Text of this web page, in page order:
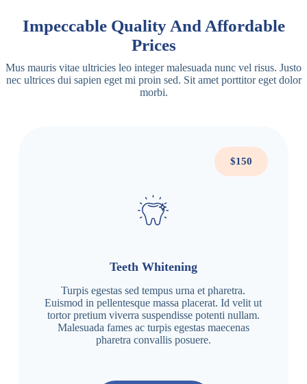
Impeccable Quality And Affordable
Prices
Mus mauris vitae ultricies leo integer malesuada nunc vel risus. Justo
nec ultrices dui sapien eget mi proin sed. Sit amet porttitor eget dolor
morbi.
$150
Teeth Whitening
Turpis egestas sed tempus urna et pharetra.
Euismod in pellentesque massa placerat. Id velit ut
tortor pretium viverra suspendisse potenti nullam.
Malesuada fames ac turpis egestas maecenas
pharetra convallis posuere.